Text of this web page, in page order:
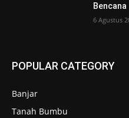
Bencana
6 Agustus
POPULAR CATEGORY
Banjar
Tanah Bumbu